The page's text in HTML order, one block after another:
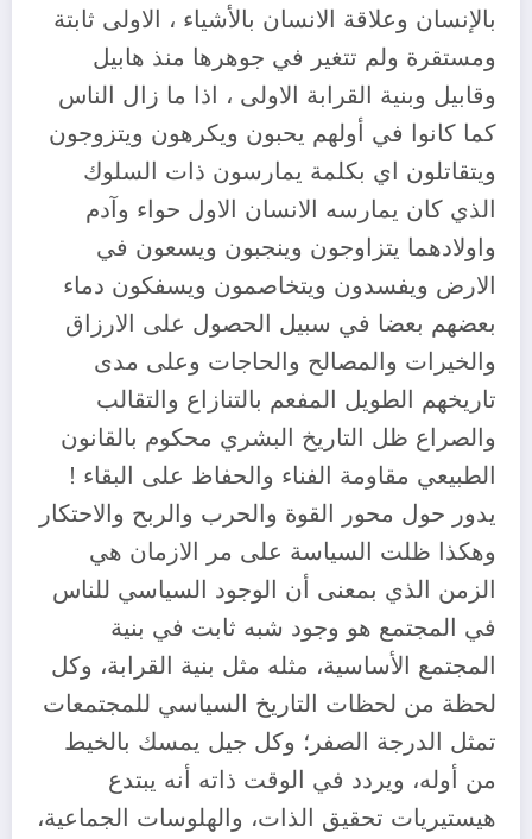
بالإنسان وعلاقة الانسان بالأشياء ، الاولى ثابتة
ومستقرة ولم تتغير في جوهرها منذ هابيل
وقابيل وبنية القرابة الاولى ، اذا ما زال الناس
كما كانوا في أولهم يحبون ويكرهون ويتزوجون
ويتقاتلون اي بكلمة يمارسون ذات السلوك
الذي كان يمارسه الانسان الاول حواء وآدم
واولادهما يتزاوجون وينجبون ويسعون في
الارض ويفسدون ويتخاصمون ويسفكون دماء
بعضهم بعضا في سبيل الحصول على الارزاق
والخيرات والمصالح والحاجات وعلى مدى
تاريخهم الطويل المفعم بالتنازاع والتقالب
والصراع ظل التاريخ البشري محكوم بالقانون
الطبيعي مقاومة الفناء والحفاظ على البقاء !
يدور حول محور القوة والحرب والربح والاحتكار
وهكذا ظلت السياسة على مر الازمان هي
الزمن الذي بمعنى أن الوجود السياسي للناس
في المجتمع هو وجود شبه ثابت في بنية
المجتمع الأساسية، مثله مثل بنية القرابة، وكل
لحظة من لحظات التاريخ السياسي للمجتمعات
تمثل الدرجة الصفر؛ وكل جيل يمسك بالخيط
من أوله، ويردد في الوقت ذاته أنه يبتدع
هيستيريات تحقيق الذات، والهلوسات الجماعية،